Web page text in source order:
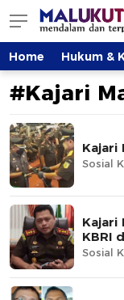
Terkini,
Home Hukum &
#Kajari
Kajari
Sosial
Kajari
KBRI
Sosial